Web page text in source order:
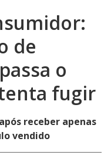
de
o
fugir
receber apenas
vendido